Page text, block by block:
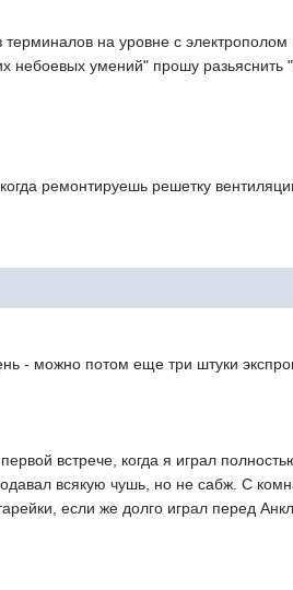
терминалов на уровне с
небоевых умений" прошу разьяснить
ремонтируешь решетку
- можно потом еще три штуки
встрече, когда я играл
всякую чушь, но не сабж. С
если же долго играл перед